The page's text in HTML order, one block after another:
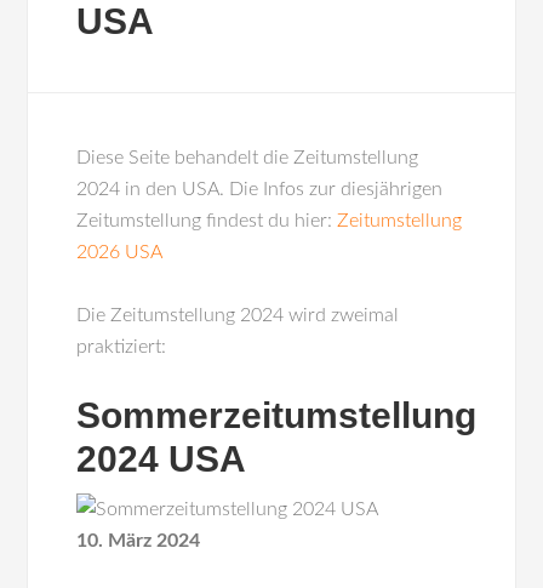
USA
Diese Seite behandelt die Zeitumstellung
2024 in den USA. Die Infos zur diesjährigen
Zeitumstellung findest du hier:Zeitumstellung
2026 USA
Die Zeitumstellung 2024 wird zweimal
praktiziert:
Sommerzeitumstellung
2024 USA
10. März 2024